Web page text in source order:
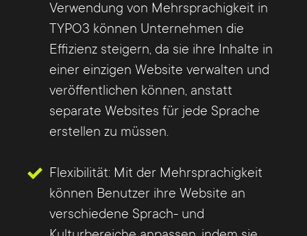
Verwendung von Mehrsprachigkeit in
TYPO3 können Unternehmen die
Effizienz steigern, da sie ihre Inhalte in
einer einzigen Website verwalten und
veröffentlichen können, anstatt
separate Websites für jede Sprache
erstellen zu müssen.
Flexibilität: Mit der Mehrsprachigkeit
können Benutzer ihre Website an
verschiedene Sprach- und